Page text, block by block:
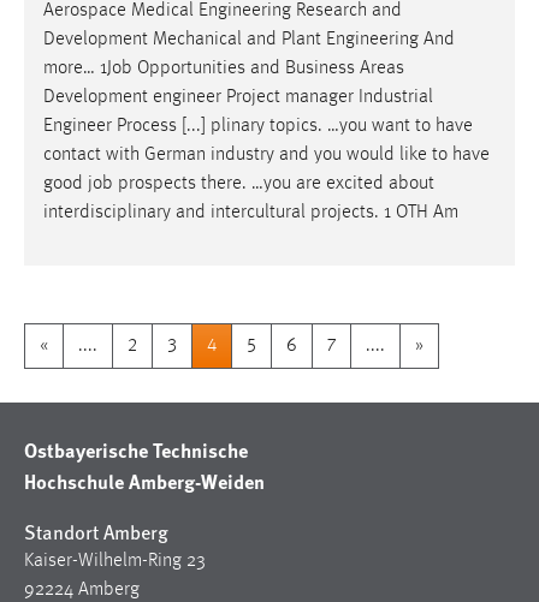
Aerospace Medical Engineering Research and
Development Mechanical and Plant Engineering And
more… 1Job Opportunities and Business Areas
Development engineer Project manager Industrial
Engineer Process [...] plinary topics. …you want to have
contact with German industry and you would like to have
good job prospects there. …you are excited about
interdisciplinary and intercultural projects. 1 OTH Am
« .... 2 3 4 5 6 7 .... »
Ostbayerische Technische
Hochschule Amberg-Weiden
Standort Amberg
Kaiser-Wilhelm-Ring 23
92224 Amberg